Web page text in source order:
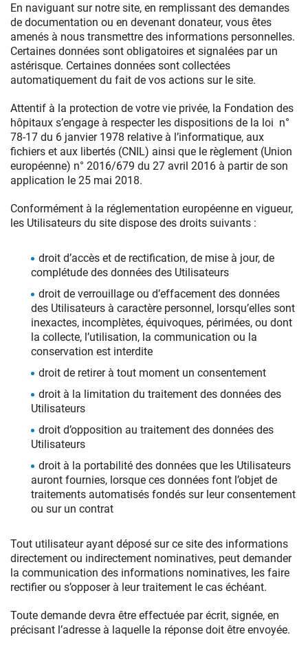
En naviguant sur notre site, en remplissant des demandes
de documentation ou en devenant donateur, vous êtes
amenés à nous transmettre des informations personnelles.
Certaines données sont obligatoires et signalées par un
astérisque. Certaines données sont collectées
automatiquement du fait de vos actions sur le site.
Attentif à la protection de votre vie privée, la Fondation des
hôpitaux s’engage à respecter les dispositions de la loi n°
78-17 du 6 janvier 1978 relative à l’informatique, aux
fichiers et aux libertés (CNIL) ainsi que le règlement (Union
européenne) n° 2016/679 du 27 avril 2016 à partir de son
application le 25 mai 2018.
Conformément à la réglementation européenne en vigueur,
les Utilisateurs du site dispose des droits suivants :
droit d’accès et de rectification, de mise à jour, de
complétude des données des Utilisateurs
droit de verrouillage ou d’effacement des données
des Utilisateurs à caractère personnel, lorsqu’elles sont
inexactes, incomplètes, équivoques, périmées, ou dont
la collecte, l’utilisation, la communication ou la
conservation est interdite
droit de retirer à tout moment un consentement
droit à la limitation du traitement des données des
Utilisateurs
droit d’opposition au traitement des données des
Utilisateurs
droit à la portabilité des données que les Utilisateurs
auront fournies, lorsque ces données font l’objet de
traitements automatisés fondés sur leur consentement
ou sur un contrat
Tout utilisateur ayant déposé sur ce site des informations
directement ou indirectement nominatives, peut demander
la communication des informations nominatives, les faire
rectifier ou s’opposer à leur traitement le cas échéant.
Toute demande devra être effectuée par écrit, signée, en
précisant l’adresse à laquelle la réponse doit être envoyée.